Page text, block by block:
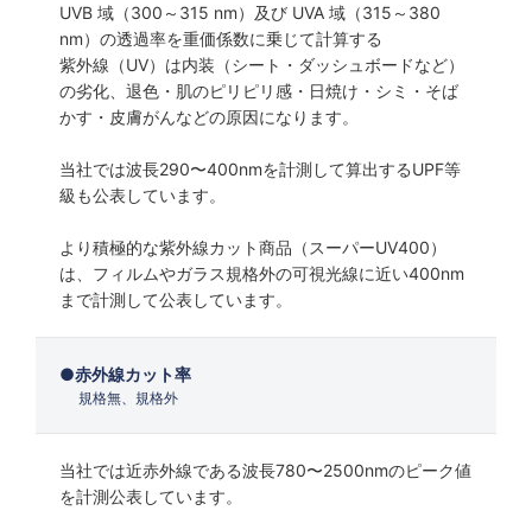
UVB 域（300～315 nm）及び UVA 域（315～380
nm）の透過率を重価係数に乗じて計算する
紫外線（UV）は内装（シート・ダッシュボードなど）
の劣化、退色・肌のピリピリ感・日焼け・シミ・そば
かす・皮膚がんなどの原因になります。
当社では波長290〜400nmを計測して算出するUPF等
級も公表しています。
より積極的な紫外線カット商品（スーパーUV400）
は、フィルムやガラス規格外の可視光線に近い400nm
まで計測して公表しています。
赤外線カット率
規格無、規格外
当社では近赤外線である波長780〜2500nmのピーク値
を計測公表しています。